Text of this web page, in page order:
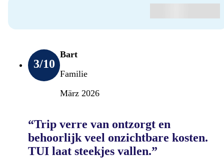
3/10
Bart
Familie
März 2026
“Trip verre van ontzorgt en
behoorlijk veel onzichtbare kosten.
TUI laat steekjes vallen.”